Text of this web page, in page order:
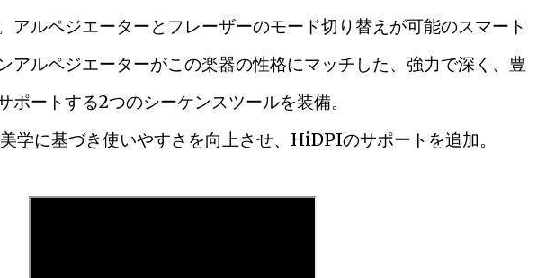
アルペジエーターとフレーザーのモード切り替えが可能のスマート
アルペジエーターがこの楽器の性格にマッチした、強力で深く、豊
ポートする2つのシーケンスツールを装備。
学に基づき使いやすさを向上させ、HiDPIのサポートを追加。